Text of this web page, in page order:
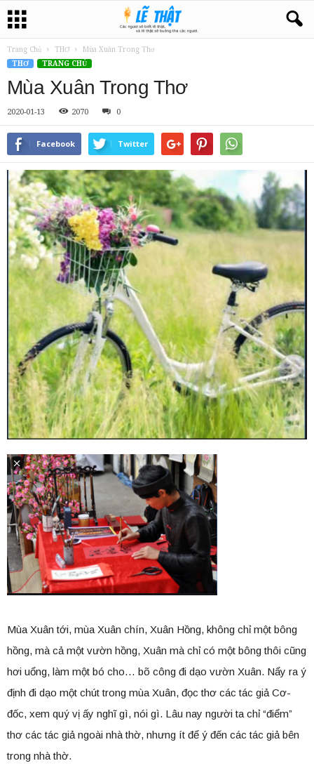
Trang Chủ THƠ
Mùa Xuân Trong Thơ
THƠ
TRANG CHỦ
Mùa Xuân Trong Thơ
2020-01-13 2070 0
Facebook Twitter
Mùa Xuân tới, mùa Xuân chín, Xuân Hồng, không chỉ một bông
hồng, mà cả một vườn hồng, Xuân mà chỉ có một bông thôi cũng
hơi uổng, làm một bó cho… bõ công đi dạo vườn Xuân. Nẩy ra ý
định đi dạo một chút trong mùa Xuân, đọc thơ các tác giả Cơ-
đốc, xem quý vị ấy nghĩ gì, nói gì. Lâu nay người ta chỉ “điểm”
thơ các tác giả ngoài nhà thờ, nhưng ít để ý đến các tác giả bên
trong nhà thờ.